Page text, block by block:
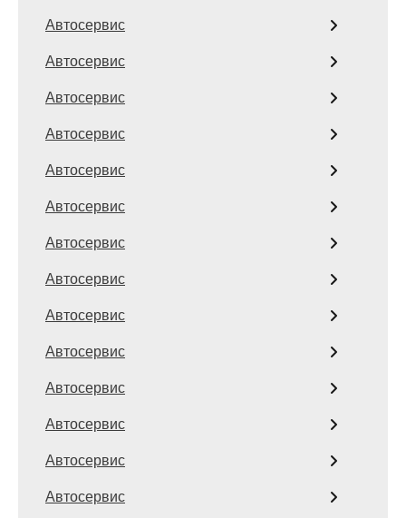
Автосервис
Автосервис
Автосервис
Автосервис
Автосервис
Автосервис
Автосервис
Автосервис
Автосервис
Автосервис
Автосервис
Автосервис
Автосервис
Автосервис